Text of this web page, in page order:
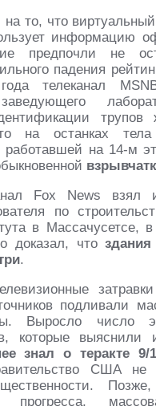
на то, что
информацию
предпочли не
падения
телеканал
трупов
на останках
работавшей на 14-м
Fox News взял
по
в Массачусетсе,
доказал, что
.
подливали
Выросло число
которые выяснили
знал о теракте 9/
США
прогресса,